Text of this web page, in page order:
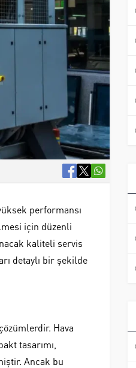
performansı
için düzenli
kaliteli servis
detaylı bir şekilde
Hava
tasarımı,
Ancak bu